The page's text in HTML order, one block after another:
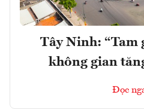
Tây Ninh: “Tam
không gian
Đọc